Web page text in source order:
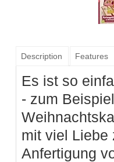
Description Features
Es ist so
- zum
mit viel Liebe
Anfertigung